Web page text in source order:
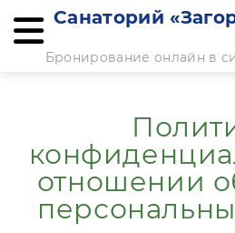
Санаторий
Бронирование онлайн в
отношении